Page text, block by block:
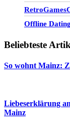
Offline
Beliebteste
So wohnt Mainz:
Liebeserklärung
Mainz